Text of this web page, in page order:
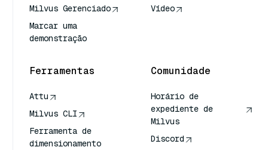
Milvus Gerenciado
Marcar uma
demonstração
Vídeo
Ferramentas
Attu
Milvus CLI
Ferramenta de
dimensionamento
Comunidade
Horário de
expediente de
Milvus
Discord